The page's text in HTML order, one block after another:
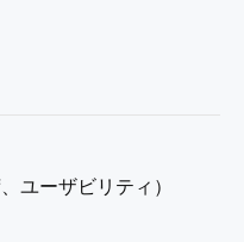
ユーザビリティ）